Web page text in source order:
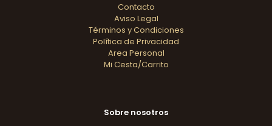
Contacto
Aviso Legal
Términos y Condiciones
Política de Privacidad
Area Personal
Mi Cesta/Carrito
Sobre nosotros